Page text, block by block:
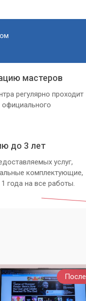
мастеров
регулярно проходит
официального
до 3 лет
услуг,
комплектующие,
года на все работы.
После